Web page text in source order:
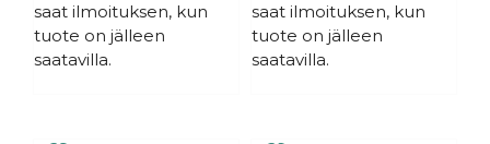
saat ilmoituksen, kun
tuote on jälleen
saatavilla.
saat ilmoituksen, kun
tuote on jälleen
saatavilla.